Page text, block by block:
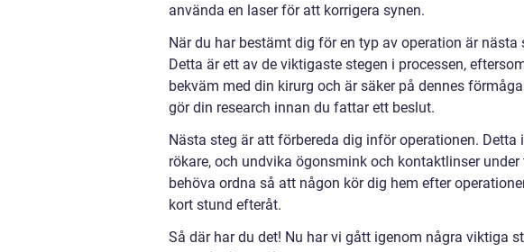
använda en laser för att korrigera synen.
När du har bestämt dig för en typ av operation är
Detta är ett av de viktigaste stegen i processen,
bekväm med din kirurg och är säker på dennes
gör din research innan du fattar ett beslut.
Nästa steg är att förbereda dig inför operationen.
rökare, och undvika ögonsmink och kontaktlinser
behöva ordna så att någon kör dig hem efter
kort stund efteråt.
Så där har du det! Nu har vi gått igenom några viktiga